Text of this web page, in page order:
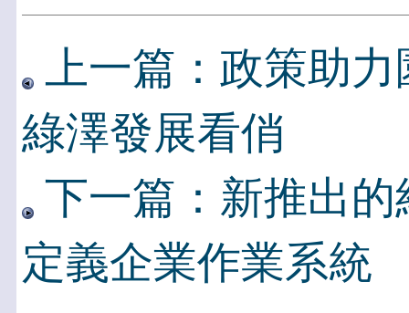
上一篇：政策助
綠澤發展看俏
下一篇：新推出
定義企業作業系統